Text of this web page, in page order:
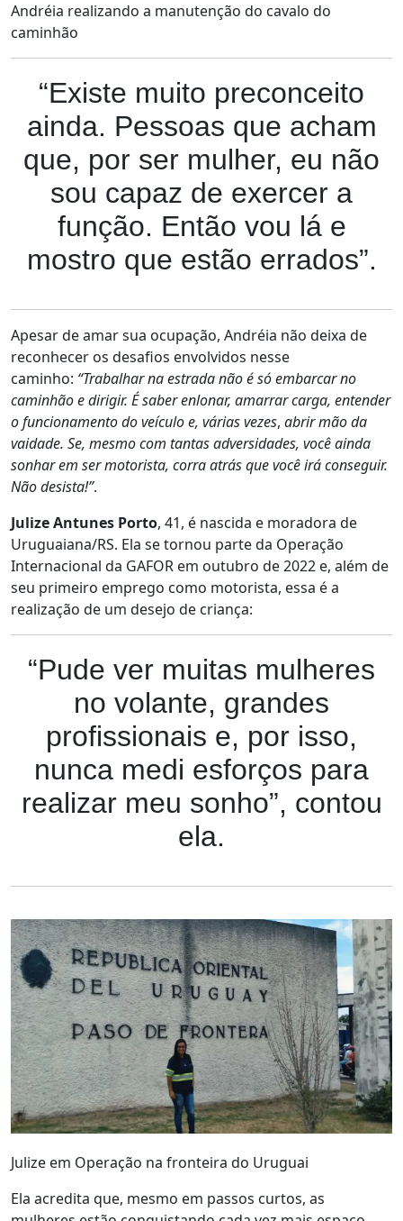
Andréia realizando a manutenção do cavalo do
caminhão
“Existe muito preconceito
ainda. Pessoas que acham
que, por ser mulher, eu não
sou capaz de exercer a
função. Então vou lá e
mostro que estão errados”.
Apesar de amar sua ocupação, Andréia não deixa de
reconhecer os desafios envolvidos nesse
caminho: “Trabalhar na estrada não é só embarcar no
caminhão e dirigir. É saber enlonar, amarrar carga, entender
o funcionamento do veículo e, várias vezes, abrir mão da
vaidade. Se, mesmo com tantas adversidades, você ainda
sonhar em ser motorista, corra atrás que você irá conseguir.
Não desista!”.
Julize Antunes Porto, 41, é nascida e moradora de
Uruguaiana/RS. Ela se tornou parte da Operação
Internacional da GAFOR em outubro de 2022 e, além de
seu primeiro emprego como motorista, essa é a
realização de um desejo de criança:
“Pude ver muitas mulheres
no volante, grandes
profissionais e, por isso,
nunca medi esforços para
realizar meu sonho”, contou
ela.
Julize em Operação na fronteira do Uruguai
Ela acredita que, mesmo em passos curtos, as